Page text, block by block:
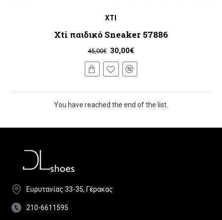
XTI
Xti παιδικό Sneaker 57886
30,00€
45,00€
You have reached the end of the list.
Ευρυτανίας 33-35, Γέρακας
210-6611595